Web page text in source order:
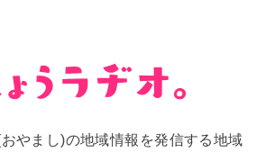
やまし)の地域情報を発信する地域